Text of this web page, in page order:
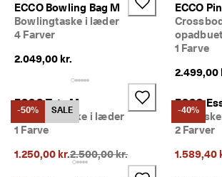
ECCO Bowling Bag M
Bowlingtaske i læder
4 Farver
2.049,00 kr.
ECCO
1 Farve
2.499,00
-50% SALE
ECCO Tote M
Shopper taske i læder
1 Farve
1.250,00 kr.Oprindelig pris {{price}}:
2.500,00 kr.
-40%
ECCO
2 Farver
1.589,40